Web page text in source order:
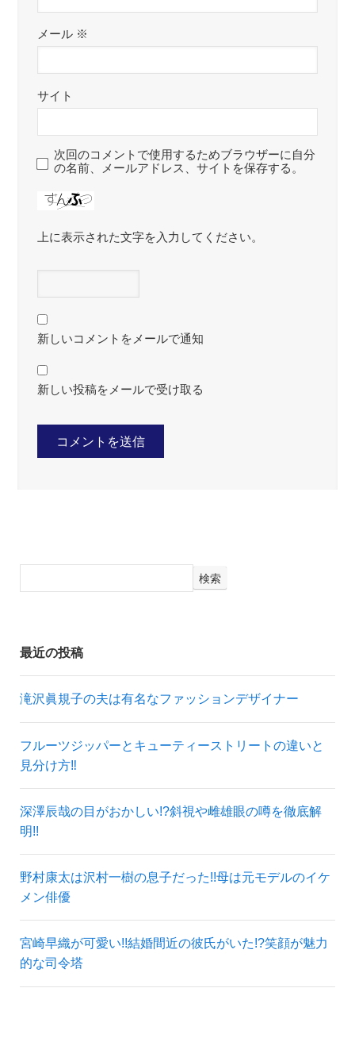
メール ※
サイト
次回のコメントで使用するためブラウザーに自分
の名前、メールアドレス、サイトを保存する。
上に表示された文字を入力してください。
新しいコメントをメールで通知
新しい投稿をメールで受け取る
検索
最近の投稿
滝沢眞規子の夫は有名なファッションデザイナー
フルーツジッパーとキューティーストリートの違いと
見分け方‼
深澤辰哉の目がおかしい!?斜視や雌雄眼の噂を徹底解
明!!
野村康太は沢村一樹の息子だった!!母は元モデルのイケ
メン俳優
宮崎早織が可愛い!!結婚間近の彼氏がいた!?笑顔が魅力
的な司令塔